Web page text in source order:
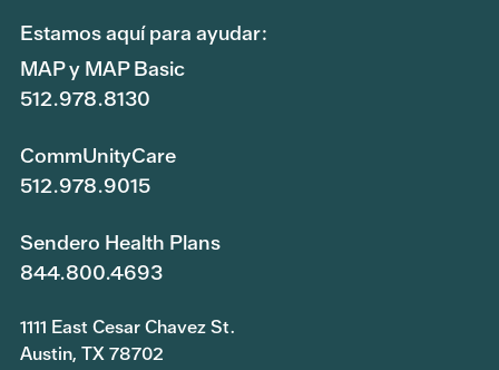
Estamos aquí para ayudar:
MAP y MAP Basic
512.978.8130
CommUnityCare
512.978.9015
Sendero Health Plans
844.800.4693
1111 East Cesar Chavez St.
Austin, TX 78702